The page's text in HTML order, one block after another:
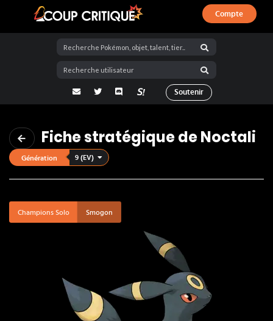
Coup Critique
Compte
adresse email
Twitter Discord La Salty Room sur Pokémon
Soutenir
Fiche stratégique de Noctali
Génération 9 (EV)
Champions Solo Smogon